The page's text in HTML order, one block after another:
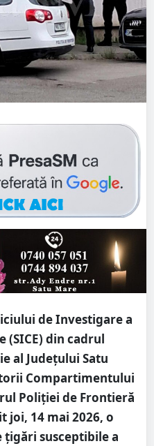
de Investigare a
(SICE) din cadrul
al Județului Satu
Compartimentului
Poliției de Frontieră
joi, 14 mai 2026, o
susceptibile a